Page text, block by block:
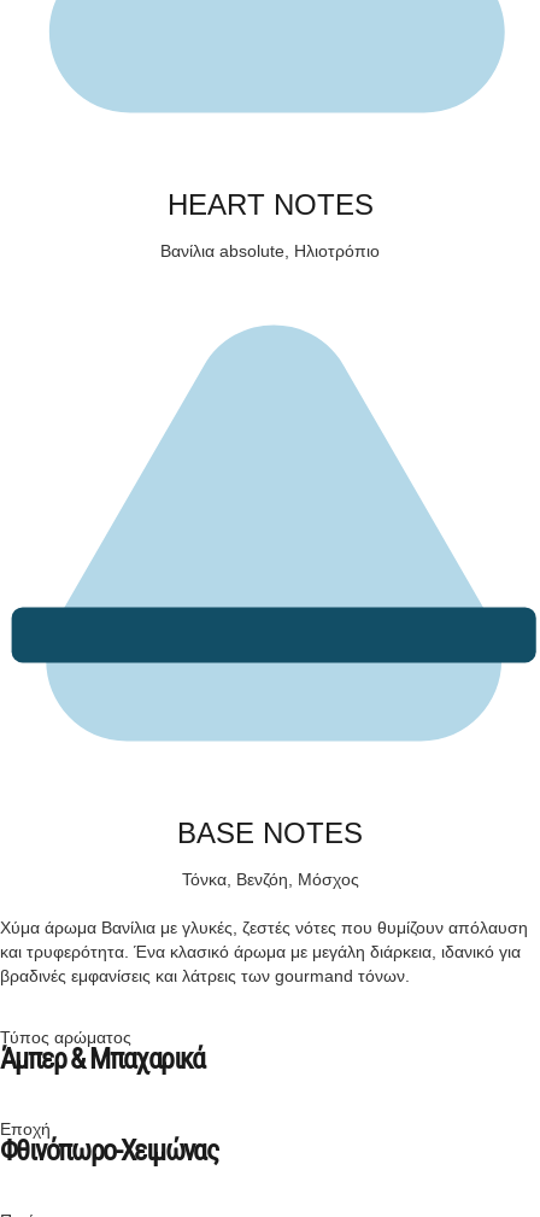
HEART NOTES
Βανίλια absolute, Ηλιοτρόπιο
BASE NOTES
Τόνκα, Βενζόη, Μόσχος
Χύμα άρωμα Βανίλια με γλυκές, ζεστές νότες που θυμίζουν απόλαυση
και τρυφερότητα. Ένα κλασικό άρωμα με μεγάλη διάρκεια, ιδανικό για
βραδινές εμφανίσεις και λάτρεις των gourmand τόνων.
Τύπος αρώματος
Άμπερ & Μπαχαρικά
Εποχή
Φθινόπωρο-Χειμώνας